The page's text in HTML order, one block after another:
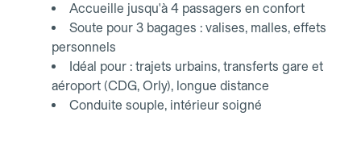
Accueille jusqu'à 4 passagers en confort
Soute pour 3 bagages : valises, malles, effets
personnels
Idéal pour : trajets urbains, transferts gare et
aéroport (CDG, Orly), longue distance
Conduite souple, intérieur soigné